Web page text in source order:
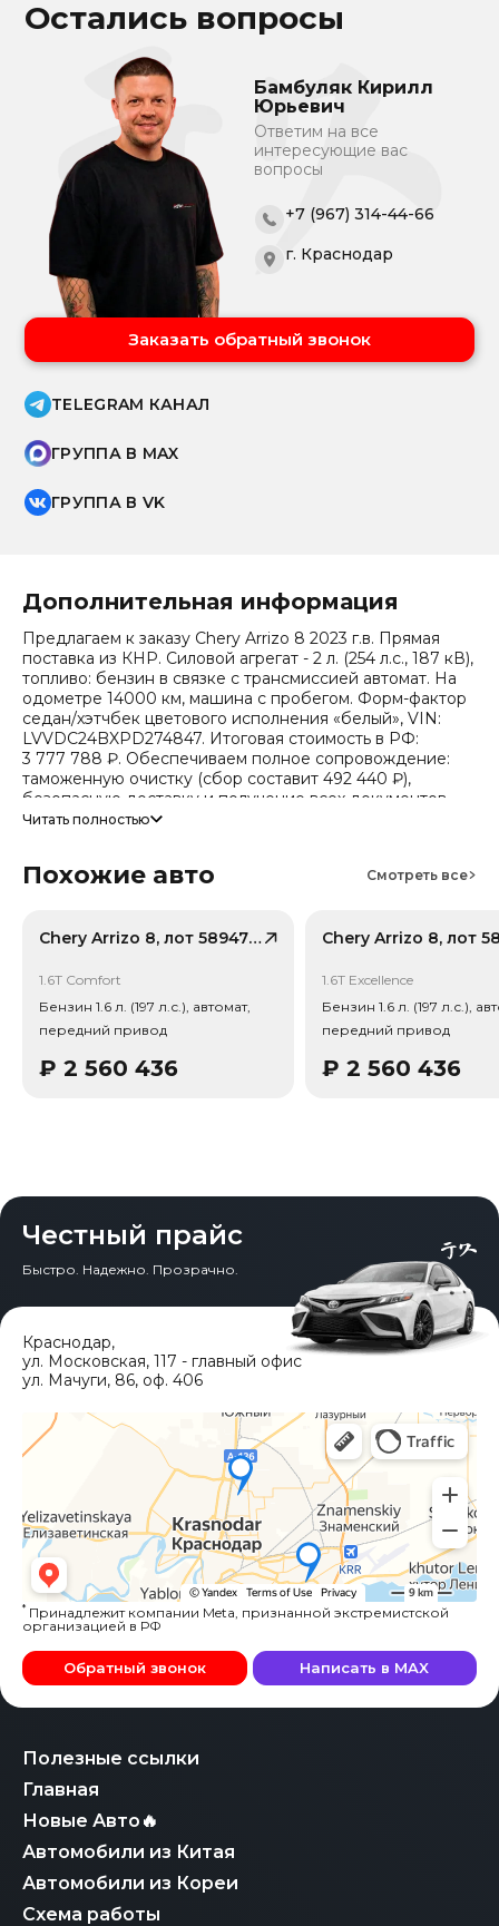
Остались вопросы
Бамбуляк Кирилл
Юрьевич
Ответим на все
интересующие вас
вопросы
+7 (967) 314-44-66
г. Краснодар
Заказать обратный звонок
TELEGRAM КАНАЛ
ГРУППА В MAX
ГРУППА В VK
Дополнительная информация
Предлагаем к заказу Chery Arrizo 8 2023 г.в. Прямая
поставка из КНР. Силовой агрегат - 2 л. (254 л.с., 187 кВ),
топливо: бензин в связке с трансмиссией автомат. На
одометре 14000 км, машина с пробегом. Форм-фактор
седан/хэтчбек цветового исполнения «белый», VIN:
LVVDC24BXPD274847. Итоговая стоимость в РФ:
3 777 788 ₽. Обеспечиваем полное сопровождение:
таможенную очистку (сбор составит 492 440 ₽),
безопасную доставку и получение всех документов.
дефектовку и точные сроки логистики. Работаем и
24 месяца — 718 164 ₽ (потеря в цене 19.9%).
Китая, без растаможки.
Тип привода: Передний привод (FWD).
Читать полностью
Похожие авто Смотреть все
Chery Arrizo 8, лот 58947191
1.6T Comfort
Бензин 1.6 л. (197 л.с.), автомат,
передний привод
₽ 2 560 436
1.6T Excellence
Бензин 1.6 л. (197 л.с.),
передний привод
₽ 2 560 436
Честный прайс
Быстро. Надежно. Прозрачно.
Полезные ссылки
Главная
Новые Авто🔥
Автомобили из Китая
Автомобили из Кореи
Схема работы
Краснодар,
ул. Московская, 117 - главный офис
ул. Мачуги, 86, оф. 406
* Принадлежит компании Meta, признанной экстремистской
организацией в РФ
Обратный звонок Написать в MAX